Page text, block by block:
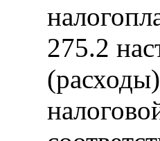
275.2